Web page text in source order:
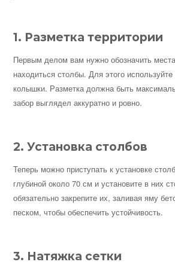
1. Разметка территории
Первым делом вам нужно обозначить
находиться столбы. Для этого
колышки. Разметка должна быть
забор выглядел аккуратно и ровно.
2. Установка столбов
Теперь можно приступать к установке
глубиной около 70 см и установите в них
обязательно закрепите их, заливая яму
песком, чтобы обеспечить устойчивость.
3. Натяжка сетки